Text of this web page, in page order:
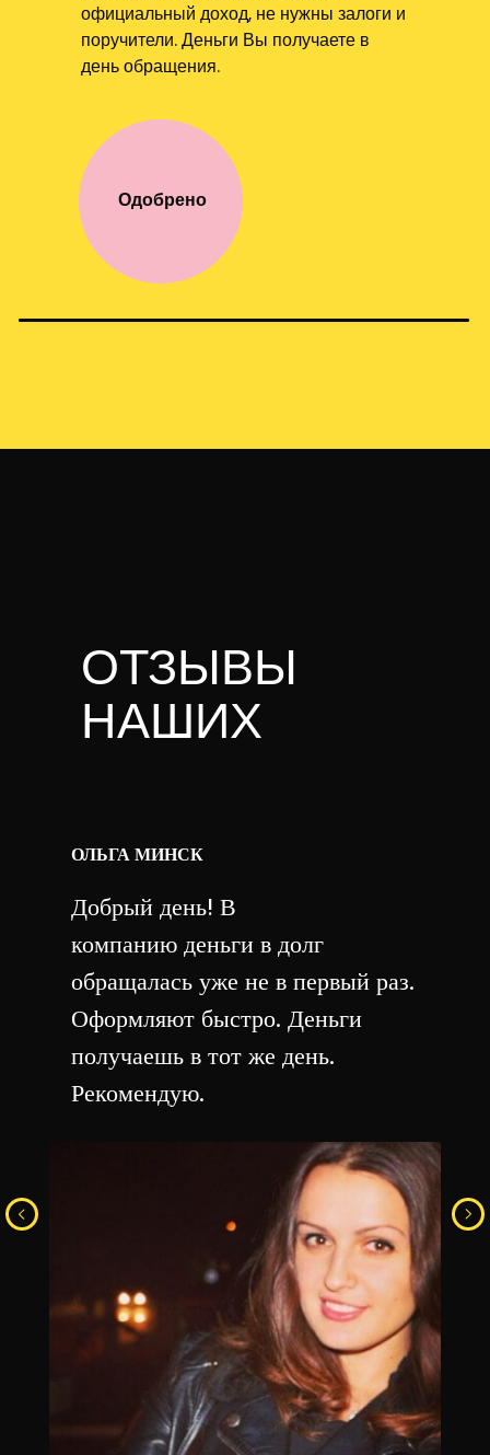
Одобрено
официальный доход, не нужны залоги и
поручители. Деньги Вы получаете в
день обращения.
ОТЗЫВЫ
НАШИХ
ОЛЬГА МИНСК
Добрый день! В
компанию деньги в долг
обращалась уже не в первый раз.
Оформляют быстро. Деньги
получаешь в тот же день.
Рекомендую.